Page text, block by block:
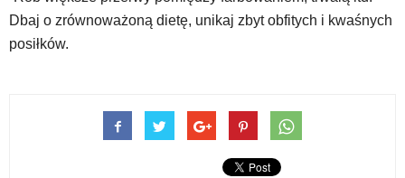
Dbaj o zrównoważoną dietę, unikaj zbyt obfitych i kwaśnych
posiłków.